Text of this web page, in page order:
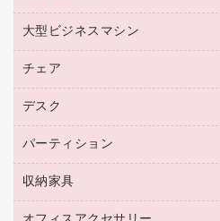
トナーカートリッジ
コピートナー
インクカートリッジ
プロッター用紙
ハガキ用紙
その他コピー用紙・プリンタ
コピー用紙
インクジェットプリンタ用紙
マウスパッド
マウス
パソコンバッグ／収納用品
ネットワーク／ＬＡＮ機器
ネットワーク／ＬＡＮアクセ
セキュリティ用品
スマートフォン／モバイル周
レーザープリンタ／複合機
メモリーカード
プロジェクタ
ファクシミリ
デジタルカメラ
スキャナー
コピー機
ブルーレイディスク
ＣＤ－ＲＷ
ＣＤ－Ｒ
メディア収納用品
大型ビジネスマシン
プリンタ
チェア
応接イス・ベンチ
オフィスチェア
デスク
ミーティングテーブル
デスク
カウンター
パーティション
ホワイトボード・黒板
収納家具